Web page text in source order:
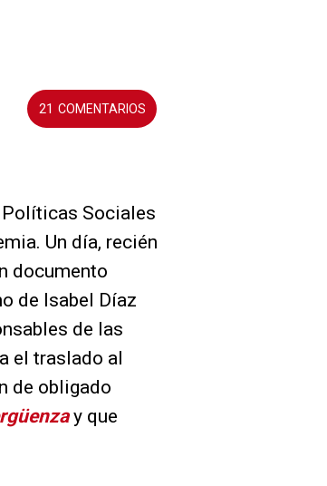
21
Sociales
Un día, recién
documento
de Isabel Díaz
de las
el traslado al
de obligado
y que